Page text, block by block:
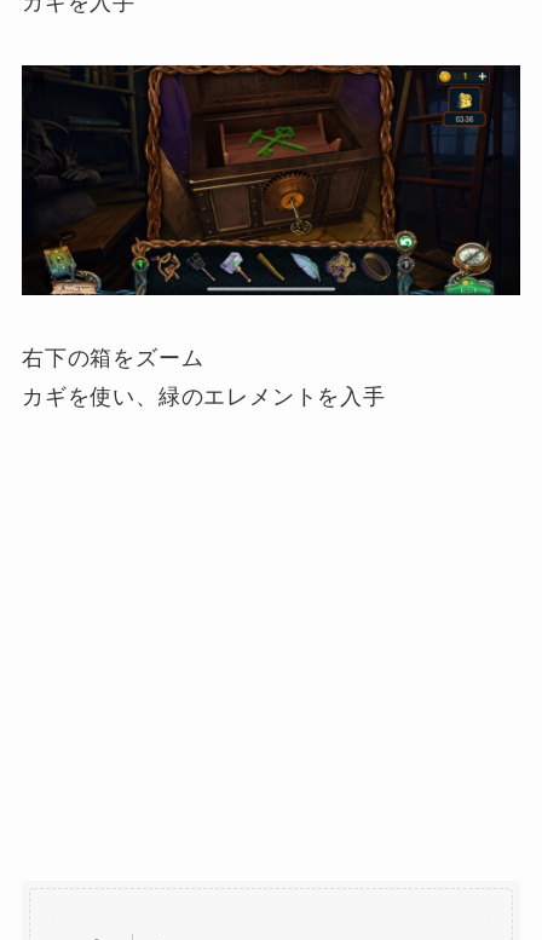
右下の箱をズーム
カギを使い、緑のエレメントを入手